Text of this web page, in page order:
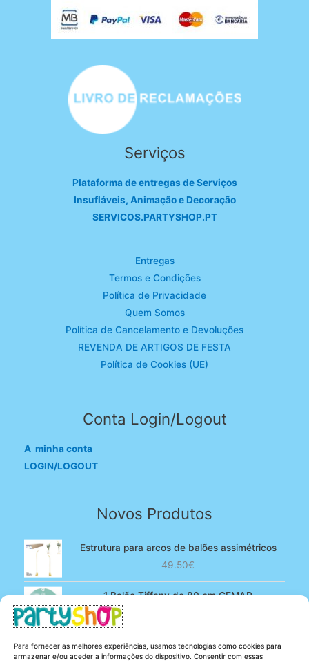
Para fornecer as melhores experiências, usamos tecnologias como cookies para
armazenar e/ou aceder a informações do dispositivo. Consentir com essas
Serviços
Plataforma de entregas de Serviços
Insufláveis, Animação e Decoração
SERVICOS.PARTYSHOP.PT
Entregas
Termos e Condições
Política de Privacidade
Quem Somos
Política de Cancelamento e Devoluções
REVENDA DE ARTIGOS DE FESTA
Política de Cookies (UE)
Conta Login/Logout
A minha conta
LOGIN/LOGOUT
Novos Produtos
Estrutura para arcos de balões assimétricos
49.50€
1 Balão Tiffany de 80 cm GEMAR
era:
é:
100 Balões Rosa bebé de 13 cm GEMAR -
Powder pink